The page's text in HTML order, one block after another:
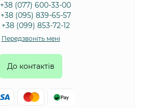
+38 (077) 600-33-00
+38 (095) 839-65-57
+38 (099) 853-72-12
Передзвоніть мені
До контактів